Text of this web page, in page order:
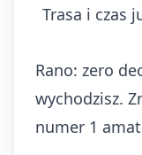
Trasa i czas
Rano: zero
wychodzisz.
numer 1